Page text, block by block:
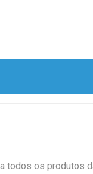
todos os produtos